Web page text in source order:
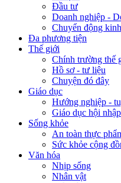
Đầu tư
Doanh nghiệp -
Chuyển động
Đa phương tiện
Thế giới
Chính trường thế
Hồ sơ - tư liệu
Chuyện đó đây
Giáo dục
Hướng nghiệp -
Giáo dục hội nhập
Sống khỏe
An toàn thực
Sức khỏe cộng
Văn hóa
Nhịp sống
Nhân vật